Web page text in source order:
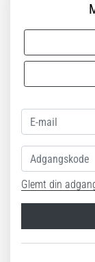
Adgangskode
Glemt din